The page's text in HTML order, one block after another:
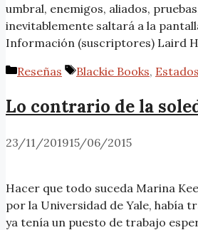
umbral, enemigos, aliados,
inevitablemente saltará a la
Información (suscriptores) Laird
Reseñas
Blackie Books,
Lo contrario de la
23/11/201915/06/2015
Hacer que todo suceda Marina
por la Universidad de Yale, había
ya tenía un puesto de trabajo